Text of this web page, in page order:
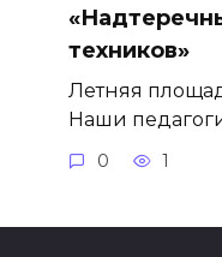
техников»
Летняя
Наши
0 1